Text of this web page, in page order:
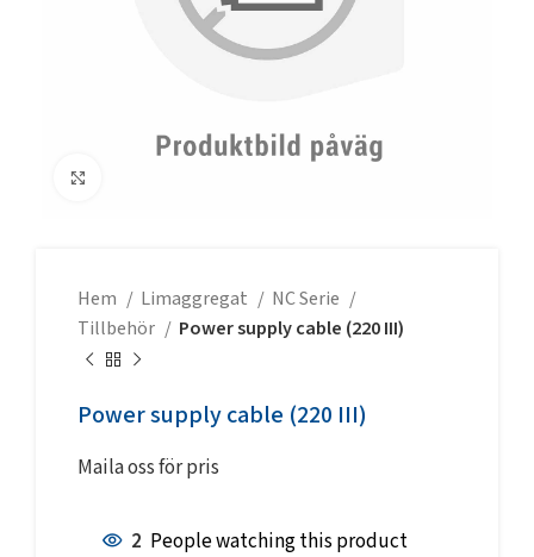
Hem Limaggregat
NC Serie
Tillbehör
Power supply cable (220 III)
Power supply cable (220 III)
Maila oss för pris
2 People watching this product